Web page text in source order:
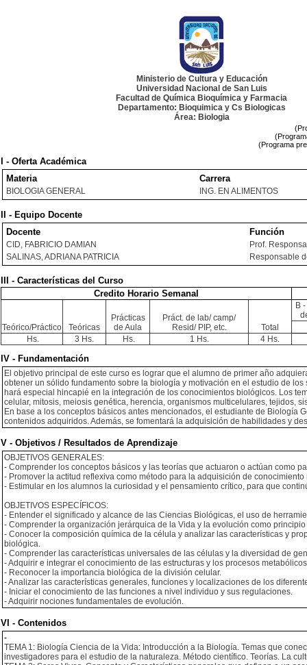
Ministerio de Cultura y Educación
Universidad Nacional de San Luis
Facultad de Química Bioquímica y Farmacia
Departamento: Bioquimica y Cs Biologicas
Área: Biologia
(Programa
I - Oferta Académica
Materia
Carrera
BIOLOGIA GENERAL ING. EN ALIMENTOS
II - Equipo Docente
Docente
Función
CID, FABRICIO DAMIAN
Prof.
SALINAS, ADRIANA PATRICIA
Responsable
III - Características del Curso
Credito Horario Semanal
Teórico/Práctico Teóricas
Prácticas
de Aula
Práct. de lab/ camp/
Resid/ PIP, etc.
Total
B
Hs. 3 Hs. Hs. 1 Hs. 4 Hs.
IV - Fundamentación
El objetivo principal de este curso es lograr que el alumno de primer año
obtener un sólido fundamento sobre la biología y motivación en el estudio de
hará especial hincapié en la integración de los conocimientos biológicos. Los
celular, mitosis, meiosis genética, herencia, organismos multicelulares, tejidos,
En base a los conceptos básicos antes mencionados, el estudiante de Biología
contenidos adquiridos. Además, se fomentará la adquisición de habilidades y
V - Objetivos / Resultados de Aprendizaje
OBJETIVOS GENERALES:
- Comprender los conceptos básicos y las teorías que actuaron o actúan como
- Promover la actitud reflexiva como método para la adquisición de
- Estimular en los alumnos la curiosidad y el pensamiento crítico, para que
OBJETIVOS ESPECÍFICOS:
- Entender el significado y alcance de las Ciencias Biológicas, el uso de
- Comprender la organización jerárquica de la Vida y la evolución como
- Conocer la composición química de la célula y analizar las características y
biológica.
- Comprender las características universales de las células y la diversidad de
- Adquirir e integrar el conocimiento de las estructuras y los procesos
- Reconocer la importancia biológica de la división celular.
- Analizar las características generales, funciones y localizaciones de los
- Iniciar el conocimiento de las funciones a nivel individuo y sus regulaciones.
- Adquirir nociones fundamentales de evolución.
VI - Contenidos
-
TEMA 1: Biología Ciencia de la Vida: Introducción a la Biología. Temas que
investigadores para el estudio de la naturaleza. Método científico. Teorías. La